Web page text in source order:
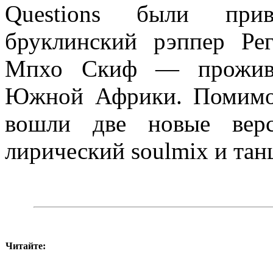
Questions были
бруклинский рэппер
Мпхо Скиф —
Южной Африки. Помимо
вошли две новые
лирический soulmix и
Читайте: